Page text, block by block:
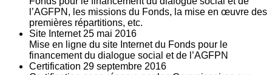
l’AGFPN, les missions du Fonds, la mise en œuvre des
premières répartitions, etc.
Site Internet 25 mai 2016
Mise en ligne du site Internet du Fonds pour le
financement du dialogue social et de l’AGFPN
Certification 29 septembre 2016